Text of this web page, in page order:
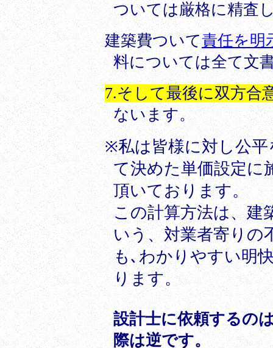
ついては厳格に精査
建築費ついて責任を明
料については全て文
7.そして最後に双方合
ないます。
※私は皆様に対し公
て決めた単価設定に
頂いております。
この計算方法は、建
いう、対業者寄りの
も､わかりやすい明
ります。
設計士に依頼するの
際は逆です。